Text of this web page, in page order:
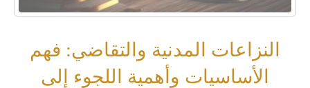
النزاعات المدنية والتقاضي: فهم
الأساسيات وأهمية اللجوء إلى